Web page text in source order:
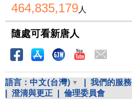
464,835,179人
隨處可看新唐人
語言： 中文(台灣) 我們的服務
澄清與更正 倫理委員會